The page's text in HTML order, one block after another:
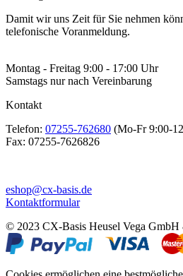
Damit wir uns Zeit für Sie nehmen
telefonische Voranmeldung.
Montag - Freitag 9:00 - 17:00 Uhr
Samstags nur nach Vereinbarung
Kontakt
Telefon: 07255-762680 (Mo-Fr 9:00-
Fax: 07255-7626826
eshop@cx-basis.de
Kontaktformular
© 2023 CX-Basis Heusel Vega